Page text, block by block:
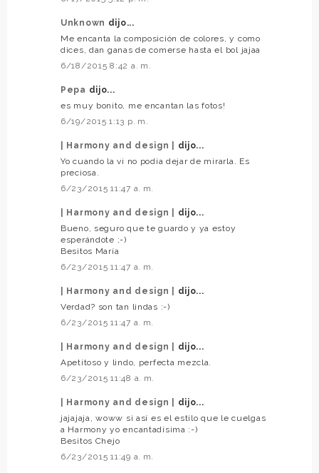
Unknown dijo...
Me encanta la composición de colores, y como
dices, dan ganas de comerse hasta el bol jajaa
6/18/2015 8:42 a. m.
Pepa dijo...
es muy bonito, me encantan las fotos!
6/19/2015 1:13 p. m.
| Harmony and design |
dijo...
Yo cuando la vi no podía dejar de mirarla. Es
preciosa.
6/23/2015 11:47 a. m.
| Harmony and design |
dijo...
Bueno, seguro que te guardo y ya estoy
esperándote ;-)
Besitos María
6/23/2015 11:47 a. m.
| Harmony and design |
dijo...
Verdad? son tan lindas :-)
6/23/2015 11:47 a. m.
| Harmony and design |
dijo...
Apetitoso y lindo, perfecta mezcla.
6/23/2015 11:48 a. m.
| Harmony and design |
dijo...
jajajaja, woww si así es el estilo que le cuelgas
a Harmony yo encantadísima :-)
Besitos Chejo
6/23/2015 11:49 a. m.